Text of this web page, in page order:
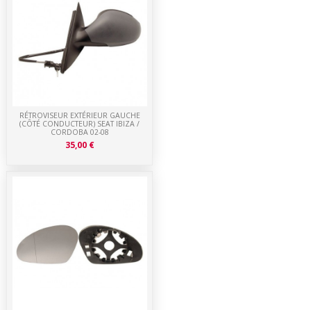
RÉTROVISEUR EXTÉRIEUR GAUCHE
(CÔTÉ CONDUCTEUR) SEAT IBIZA /
CORDOBA 02-08
35,00 €